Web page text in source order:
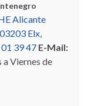
Alicante
Elx,
39 47 E-Mail:
a Viernes de